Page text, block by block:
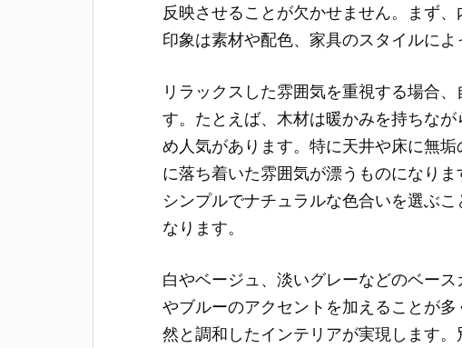
反映させることが欠かせません。まず
印象は素材や配色、家具のスタイルによ
リラックスした雰囲気を重視する場合
す。たとえば、木材は暖かみを持ちな
め人気があります。特に天井や床に無
に落ち着いた雰囲気が漂うものになりま
シンプルでナチュラルな色合いを選ぶ
なります。
白やベージュ、淡いグレーなどのベー
やブルーのアクセントを加えることが
然と調和したインテリアが実現します